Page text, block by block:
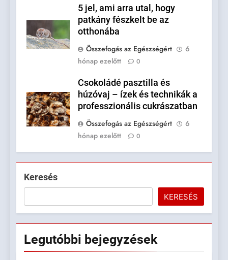
5 jel, ami arra utal, hogy
patkány fészkelt be az
otthonába
Összefogás az Egészségért
6
hónap ezelőtt
0
Csokoládé pasztilla és
húzóvaj – ízek és technikák a
professzionális cukrászatban
Összefogás az Egészségért
6
hónap ezelőtt
0
Keresés
KERESÉS
Legutóbbi bejegyzések